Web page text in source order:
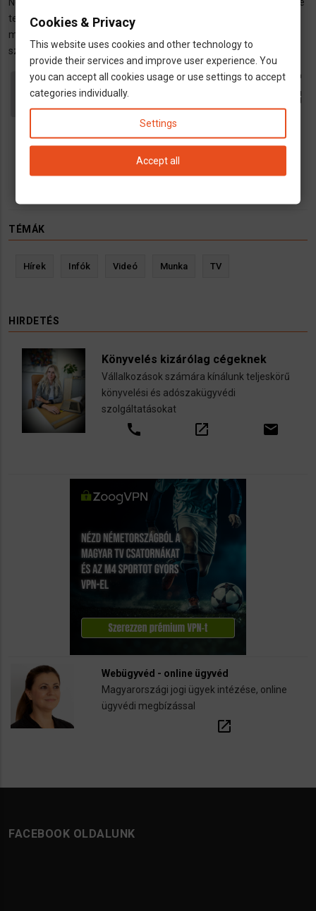
minikotró
állást
keresek)
terjednek ki.Igények,szállás biztosítása,hosszútávú
munka,bejelentés,8-10 eurós órabér.Nyelvtudásom nincs.így
szeretnék állást találni,hogy a kritériumoknak megfelelnek
Funkenhauser Maria-Henriette, Dr.
med. dent.
dns fogorvos
map
Rathausplatz 7. 71696 Möglingen
call
open_in_new
TÉMÁK
Hírek Infók Videó Munka TV
HIRDETÉS
Könyvelés kizárólag cégeknek
Vállalkozások számára kínálunk teljeskörű
könyvelési és adószakügyvédi
szolgáltatásokat
call open_in_new email
Webügyvéd - online ügyvéd
Magyarországi jogi ügyek intézése, online
ügyvédi megbízással
open_in_new
FACEBOOK OLDALUNK
Cookies & Privacy
This website uses cookies and other technology to
provide their services and improve user experience. You
you can accept all cookies usage or use settings to accept
categories individually.
Settings
Accept all